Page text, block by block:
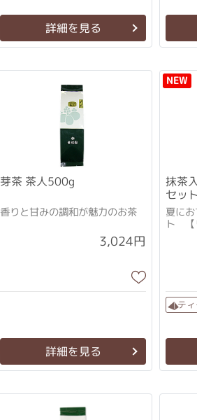
詳細を見る
芽茶 茶人500g
香りと甘みの調和が魅力のお茶
3,024円
詳細を見る
NEW
抹茶
セット
夏に
ト 【
+厳
テ